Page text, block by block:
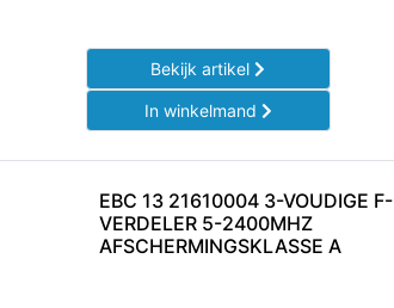
Bekijk artikel
In winkelmand
EBC 13 21610004 3-VOUDIGE F-
VERDELER 5-2400MHZ
AFSCHERMINGSKLASSE A